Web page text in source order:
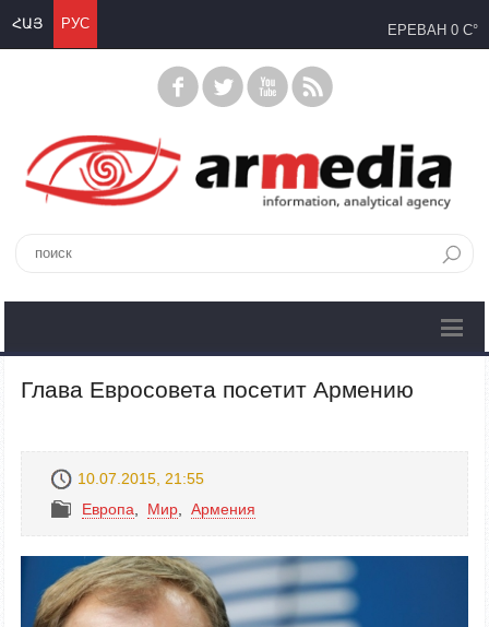
ՀԱՅ РУС ЕРЕВАН 0 C°
Глава Евросовета посетит Армению
10.07.2015, 21:55
Европа
Mир Армения